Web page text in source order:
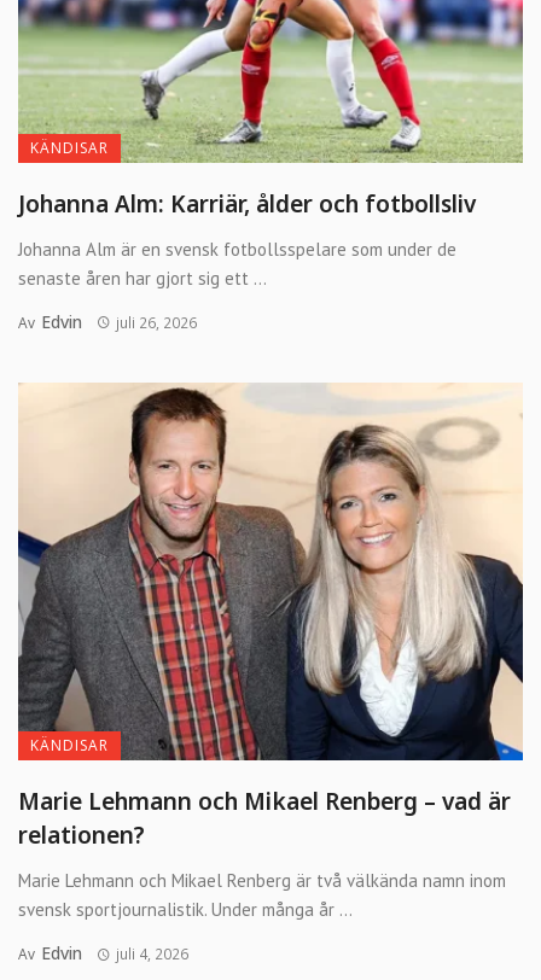
KÄNDISAR
Johanna Alm: Karriär, ålder och fotbollsliv
Johanna Alm är en svensk fotbollsspelare som under de
senaste åren har gjort sig ett ...
Av Edvin juli 26, 2026
KÄNDISAR
Marie Lehmann och Mikael Renberg – vad är
relationen?
Marie Lehmann och Mikael Renberg är två välkända namn inom
svensk sportjournalistik. Under många år ...
Av Edvin juli 4, 2026